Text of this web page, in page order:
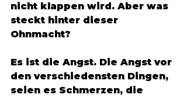
nicht klappen wird. Aber was
steckt hinter dieser
Ohnmacht?
Es ist die Angst. Die Angst vor
den verschiedensten Dingen,
seien es Schmerzen, die